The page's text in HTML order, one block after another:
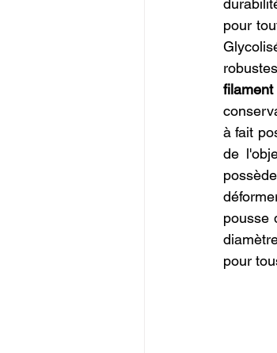
Commerce en
CREALITY
pour
à fait
de
pousse
pour